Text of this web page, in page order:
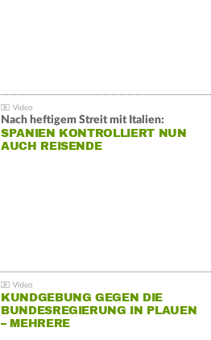
Nach heftigem Streit mit Italien:
SPANIEN KONTROLLIERT NUN
AUCH REISENDE
KUNDGEBUNG GEGEN DIE
BUNDESREGIERUNG IN PLAUEN
– MEHRERE